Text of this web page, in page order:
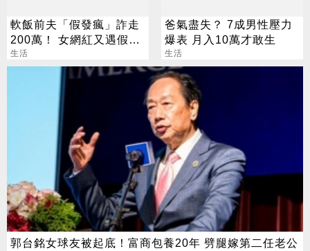
軟飯前夫「假發瘋」詐走
200萬！ 女網紅又遇假富
豪 養套殺噴2千萬
生活
爸氣盡失？ 7成男性壓力
爆表 月入10萬才敢生
生活
郭台銘女球友被起底！富商包養20年 劈腿嫁第二任老公